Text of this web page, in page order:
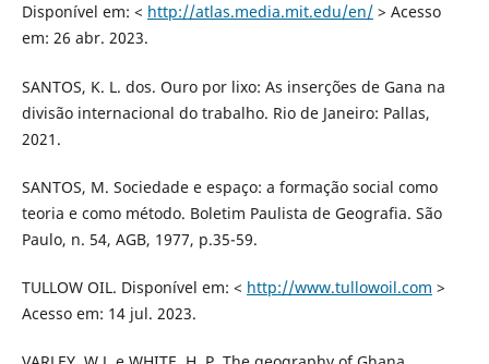
Disponível em: < http://atlas.media.mit.edu/en/> Acesso
em: 26 abr. 2023.
SANTOS, K. L. dos. Ouro por lixo: As inserções de Gana na
divisão internacional do trabalho. Rio de Janeiro: Pallas,
2021.
SANTOS, M. Sociedade e espaço: a formação social como
teoria e como método. Boletim Paulista de Geografia. São
Paulo, n. 54, AGB, 1977, p.35-59.
TULLOW OIL. Disponível em: < http://www.tullowoil.com >
Acesso em: 14 jul. 2023.